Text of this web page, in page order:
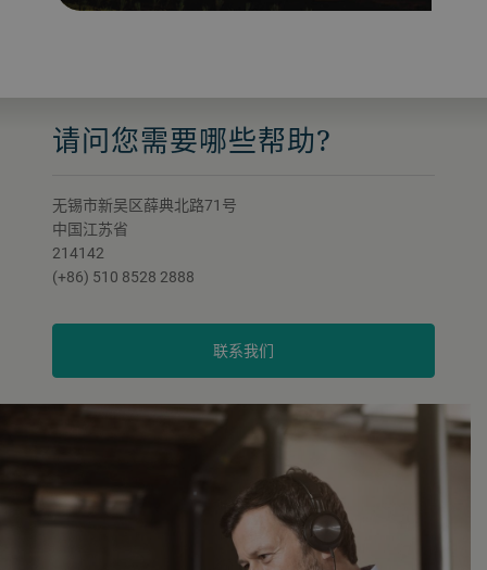
请问您需要哪些帮助?
无锡市新吴区薛典北路71号
中国江苏省
214142
(+86) 510 8528 2888
联系我们